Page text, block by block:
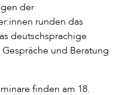
der
runden das
deutschsprachige
und Beratung
finden am 18.